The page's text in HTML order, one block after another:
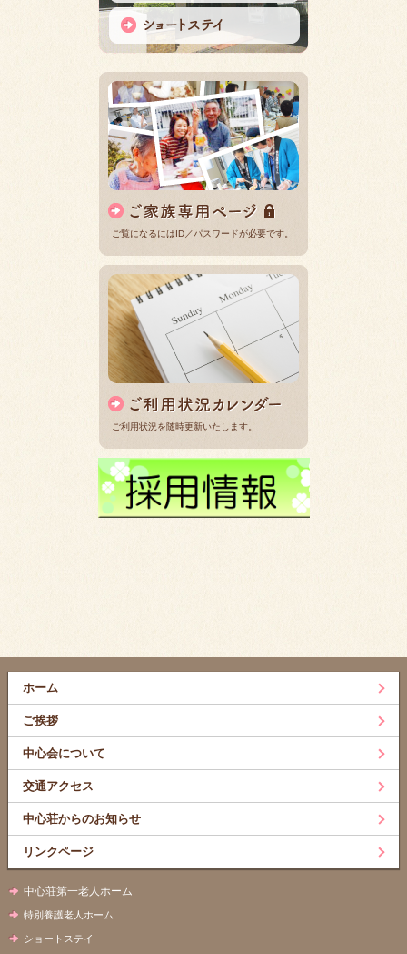
ご覧になるにはID／パスワードが必要です。
ご利用状況を随時更新いたします。
ホーム
ご挨拶
中心会について
交通アクセス
中心荘からのお知らせ
リンクページ
中心荘第一老人ホーム
特別養護老人ホーム
ショートステイ